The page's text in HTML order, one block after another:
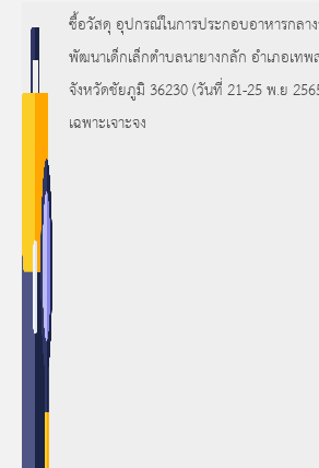
ซื้อวัสดุ อุปกรณ์ในการประกอบอาหารกลา
พัฒนาเด็กเล็กตำบลนายางกลัก อำเภอเท
จังหวัดชัยภูมิ 36230 (วันที่ 21-25 พ.ย
เฉพาะเจาะจง